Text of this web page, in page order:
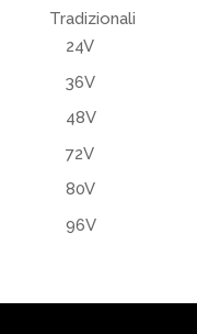
Tradizionali
24V
36V
48V
72V
80V
96V